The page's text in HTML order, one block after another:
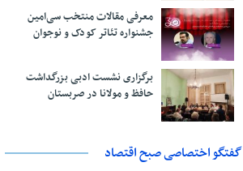
معرفی مقالات منتخب سی‌امین
جشنواره تئاتر کودک و نوجوان
برگزاری نشست ادبی بزرگداشت
حافظ و مولانا در صربستان
گفتگو اختصاصی صبح اقتصاد